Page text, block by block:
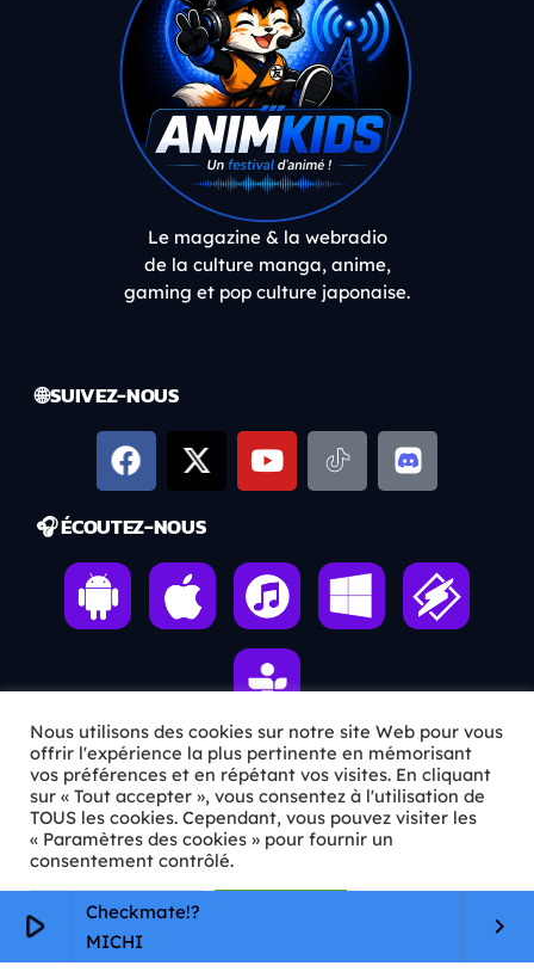
play_arrow
Checkmate!?
MICHI
keyboard_arrow_right
Le magazine & la webradio
de la culture manga, anime,
gaming et pop culture japonaise.
🌐 SUIVEZ-NOUS
🎧 ÉCOUTEZ-NOUS
ℹ️ INFOS PRATIQUES
✉️Contact
🦊Qui sommes-nous ?
📄
Mentions légales
Nous utilisons des cookies sur notre site Web pour vous
offrir l'expérience la plus pertinente en mémorisant
vos préférences et en répétant vos visites. En cliquant
sur « Tout accepter », vous consentez à l'utilisation de
TOUS les cookies. Cependant, vous pouvez visiter les
« Paramètres des cookies » pour fournir un
consentement contrôlé.
Paramètres Cookie